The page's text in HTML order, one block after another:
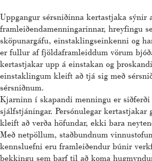
Uppgangur sérsniðinna kertastjaka sýnir
framleiðendamenningarinnar, hreyfingu
sköpunargáfu, einstaklingseinkenni og
er fullur af fjöldaframleiddum vörum
kertastjakar upp á einstakan og
einstaklingum kleift að tjá sig með
sérsniðnum.
Kjarninn í skapandi menningu er
sjálfstjáningar. Persónulegar kertastjakar
kleift að verða höfundar, ekki bara
Með netpöllum, staðbundnum
kennsluefni eru framleiðendur búnir
þekkingu sem þarf til að koma